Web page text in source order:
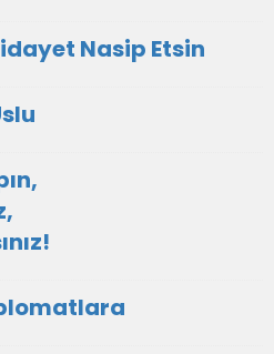
Nasip Etsin